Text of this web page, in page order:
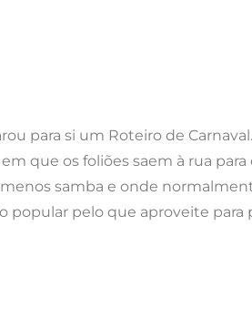
para si um Roteiro de
que os foliões saem à rua
samba e onde
popular pelo que aproveite